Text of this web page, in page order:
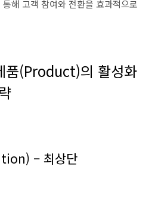
해 고객 참여와 전환을 효과적으로
품(Product)의 활성화
– 최상단